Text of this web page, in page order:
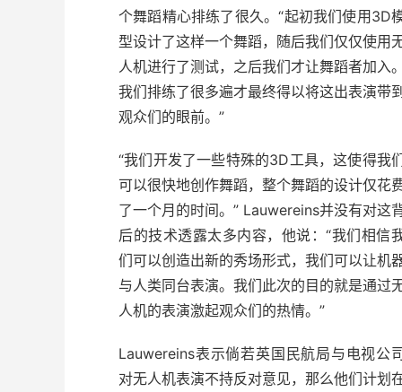
个舞蹈精心排练了很久。“起初我们使用3D
型设计了这样一个舞蹈，随后我们仅仅使用
人机进行了测试，之后我们才让舞蹈者加入。
我们排练了很多遍才最终得以将这出表演带到
观众们的眼前。”
“我们开发了一些特殊的3D工具，这使得我
可以很快地创作舞蹈，整个舞蹈的设计仅花
了一个月的时间。” Lauwereins并没有对这
后的技术透露太多内容，他说：“我们相信
们可以创造出新的秀场形式，我们可以让机
与人类同台表演。我们此次的目的就是通过
人机的表演激起观众们的热情。”
Lauwereins表示倘若英国民航局与电视公司
对无人机表演不持反对意见，那么他们计划